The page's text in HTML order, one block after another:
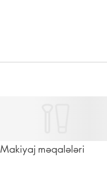
Makiyaj məqalələri